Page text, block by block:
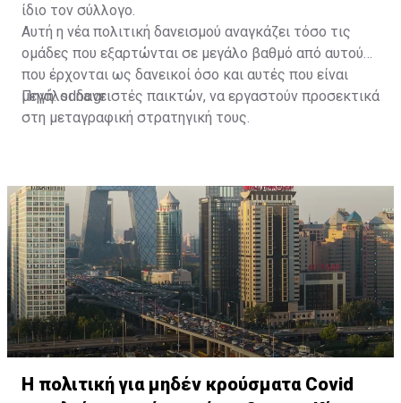
ίδιο τον σύλλογο.
Αυτή η νέα πολιτική δανεισμού αναγκάζει τόσο τις
ομάδες που εξαρτώνται σε μεγάλο βαθμό από αυτούς
που έρχονται ως δανεικοί όσο και αυτές που είναι
μεγάλοι δανειστές παικτών, να εργαστούν προσεκτικά
στη μεταγραφική στρατηγική τους.
Πηγή: sdna.gr
Η πολιτική για μηδέν κρούσματα Covid